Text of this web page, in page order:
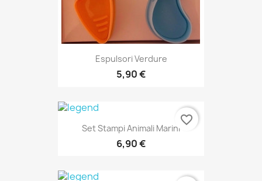
Espulsori Verdure
5,90 €
Set Stampi Animali Marini
6,90 €
favorite_border